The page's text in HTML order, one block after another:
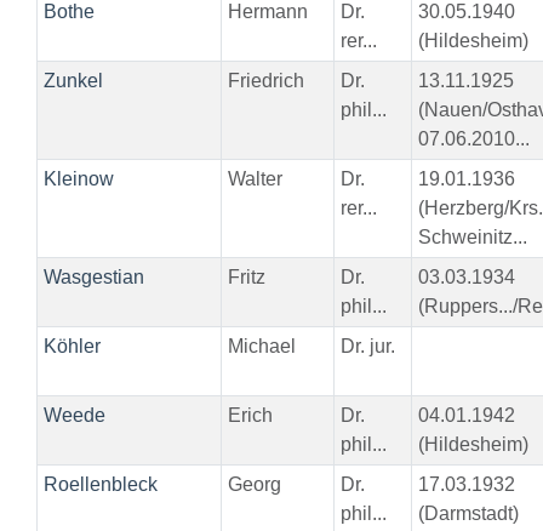
Bothe
Hermann
Dr.
rer...
30.05.1940
(Hildesheim)
Zunkel
Friedrich
Dr.
phil...
13.11.1925
(Nauen/
07.06.2010...
Kleinow
Walter
Dr.
rer...
19.01.1936
(Herzberg/Krs.
Schweinitz...
Wasgestian
Fritz
Dr.
phil...
03.03.1934
(Ruppers.../
Köhler
Michael Dr. jur.
Weede Erich
Dr.
phil...
04.01.1942
(Hildesheim)
Roellenbleck
Georg
Dr.
phil...
17.03.1932
(Darmstadt)